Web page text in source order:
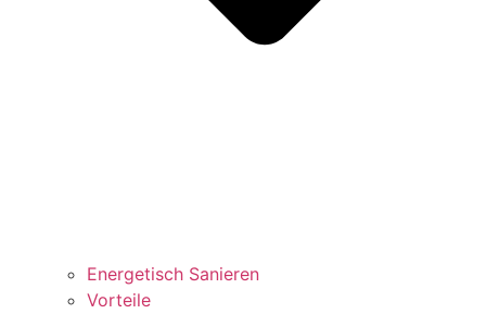
Energetisch Sanieren
Vorteile